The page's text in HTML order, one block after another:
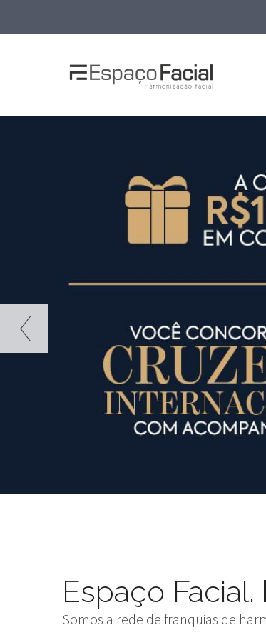
Espaço Facial.
Somos a rede de franquias de